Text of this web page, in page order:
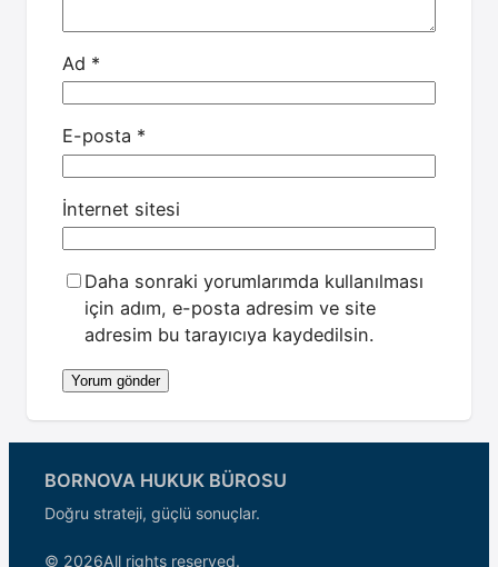
Ad *
E-posta *
İnternet sitesi
Daha sonraki yorumlarımda kullanılması
için adım, e-posta adresim ve site
adresim bu tarayıcıya kaydedilsin.
BORNOVA HUKUK BÜROSU
Doğru strateji, güçlü sonuçlar.
© 2026All rights reserved.